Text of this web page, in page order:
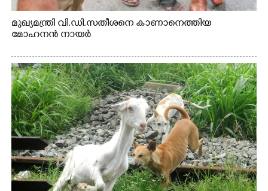
മുഖ്യമന്ത്രി വി.ഡി.സതീശനെ കാണാനെത്തിയ
മോഹനൻ നായർ